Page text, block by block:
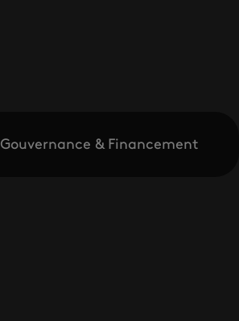
Gouvernance & Financement